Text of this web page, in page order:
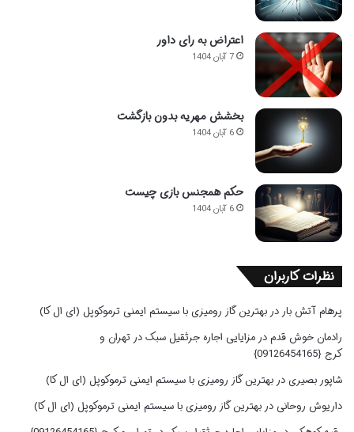
اعتراض به رای داور
7 آبان 1404
بخشش مهریه بدون بازگشت
6 آبان 1404
حکم همجنس بازی چیست
6 آبان 1404
نظرات کاربران
پرهام آتش بار در بهترین گاز رومیزی با سیستم ایمنی ترموکوپل (ای ال کا)
رادمان خوش قدمدر مزایایی اجاره جرثقیل سبک در تهران و
کرج {09126454165}
شاپور بصیریدر بهترین گاز رومیزی با سیستم ایمنی ترموکوپل (ای ال کا)
داریوش روحانی در بهترین گاز رومیزی با سیستم ایمنی ترموکوپل (ای ال کا)